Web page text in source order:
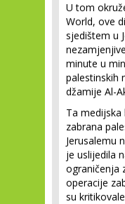
U tom
World, ove
sjedištem u
minute u
palestinskih
džamije Al-
Ta medijska
zabrana
Jerusalemu
je uslijedila
ograničenja
operacije
su